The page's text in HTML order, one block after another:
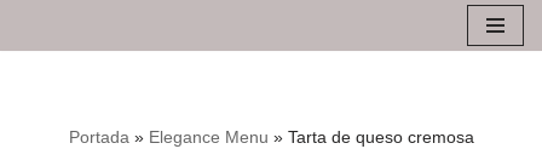
Portada » Elegance Menu » Tarta de queso cremosa